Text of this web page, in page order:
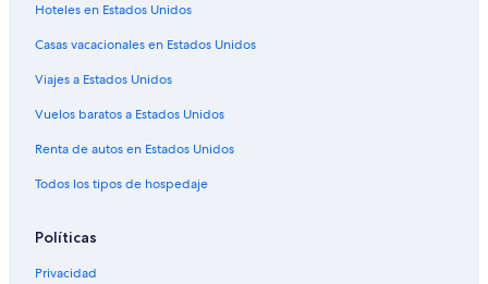
Hoteles con gimnasio en Praga
Hoteles con guardería en Praga
Hoteles en Estados Unidos
Casas vacacionales en Estados Unidos
Viajes a Estados Unidos
Vuelos baratos a Estados Unidos
Renta de autos en Estados Unidos
Todos los tipos de hospedaje
Políticas
Privacidad